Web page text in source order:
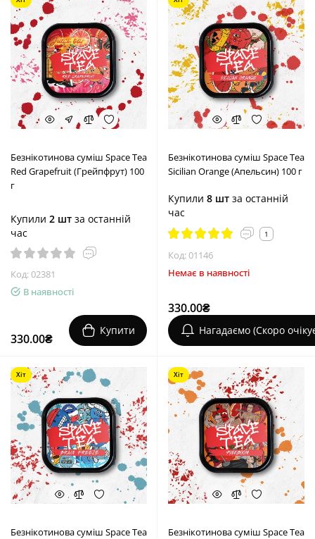
Безнікотинова суміш Space Tea
Red Grapefruit (Грейпфрут) 100
г
Купили 2 шт за останній
час
Код: 02381
В наявності
330.00₴
Купити
Безнікотинова суміш Space Tea
Sicilian Orange (Апельсин) 100 г
Купили 8 шт за останній
час
1
Код: 01146
Немає в наявності
330.00₴
Нагадаємо (Скоро
Хіт
Безнікотинова суміш Space Tea
Хіт
Безнікотинова суміш Space Tea